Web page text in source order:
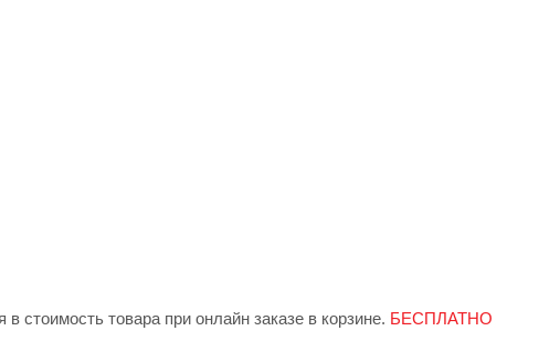
стоимость товара при онлайн заказе в корзине. БЕСПЛАТНО